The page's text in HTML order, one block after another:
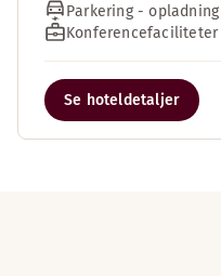
Parkering -
Konferencefaciliteter
Se hoteldetaljer